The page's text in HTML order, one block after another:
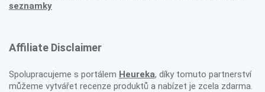
seznamky
Affiliate Disclaimer
Spolupracujeme s portálem Heureka, díky tomuto partnerství
můžeme vytvářet recenze produktů a nabízet je zcela zdarma.